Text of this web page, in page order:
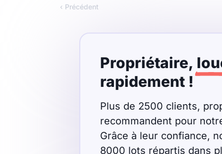
‹ Précédent
Propriétaire,
rapidement !
Plus de 2500 clients,
recommandent pour
Grâce à leur confiance,
8000 lots répartis dans